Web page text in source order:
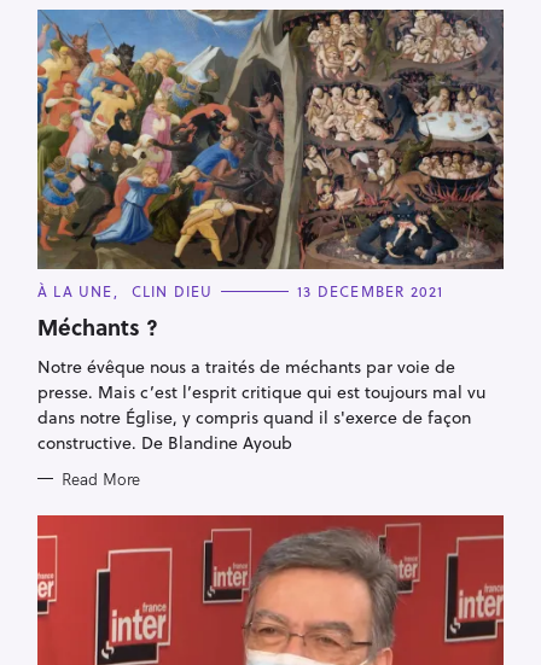
C
T
E
O
I
E
S
À LA UNE CLIN DIEU 13 DECEMBER 2021
Méchants ?
Notre évêque nous a traités de méchants par voie de
presse. Mais c’est l’esprit critique qui est toujours mal vu
dans notre Église, y compris quand il s'exerce de façon
constructive. De Blandine Ayoub
Read More